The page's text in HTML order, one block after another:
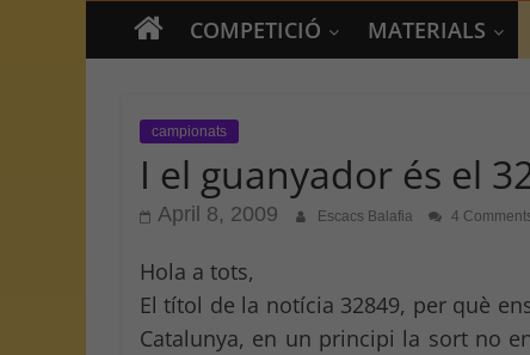
COMPETICIÓ MATERIALS
campionats
I el guanyador és el
April 8, 2009 Escacs Balafia 4
Hola a tots,
El títol de la notícia 32849, per què
Catalunya, en un principi la sort no